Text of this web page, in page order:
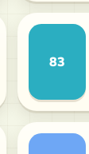
83